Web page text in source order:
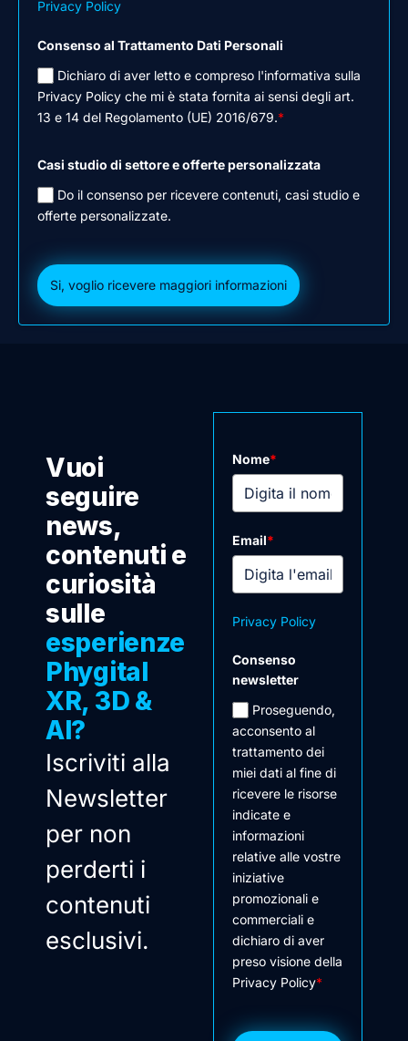
Privacy Policy
Consenso al Trattamento Dati Personali
Dichiaro di aver letto e compreso l'informativa sulla
Privacy Policy che mi è stata fornita ai sensi degli art.
13 e 14 del Regolamento (UE) 2016/679.*
Casi studio di settore e offerte personalizzata
Do il consenso per ricevere contenuti, casi studio e
offerte personalizzate.
Si, voglio ricevere maggiori informazioni
Vuoi
seguire
news,
contenuti e
curiosità
sulle
esperienze
Phygital
XR, 3D &
AI?
Iscriviti alla
Newsletter
per non
perderti i
contenuti
esclusivi.
Nome*
Email*
Privacy Policy
Consenso
newsletter
Proseguendo,
acconsento al
trattamento dei
miei dati al fine di
ricevere le risorse
indicate e
informazioni
relative alle vostre
iniziative
promozionali e
commerciali e
dichiaro di aver
preso visione della
Privacy Policy*